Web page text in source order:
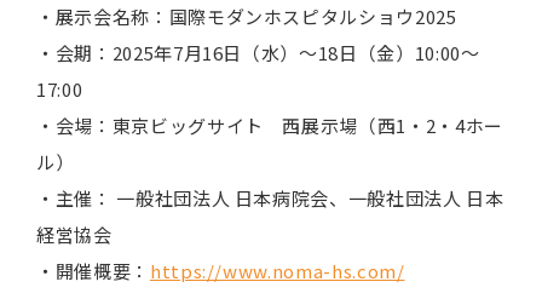
・展示会名称：国際モダンホスピタルショウ2025
・会期：2025年7月16日（水）～18日（金）10:00～
17:00
・会場：東京ビッグサイト 西展示場（西1・2・4ホー
ル）
・主催： 一般社団法人 日本病院会、一般社団法人 日本
経営協会
・開催概要： https://www.noma-hs.com/